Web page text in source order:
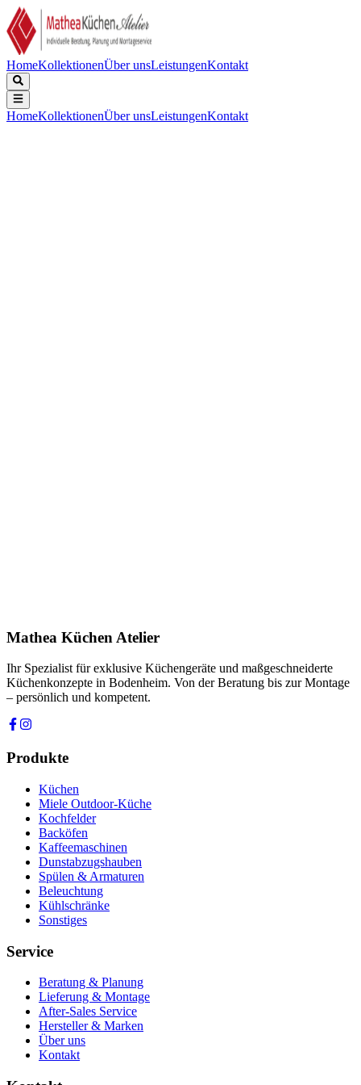
HomeKollektionenÜber unsLeistungenKontakt
HomeKollektionenÜber unsLeistungenKontakt
Datenschutzerklärung
habe ich gelesen.
Anfrage absenden
Mathea Küchen Atelier
Ihr Spezialist für exklusive Küchengeräte und maßgeschneiderte
Küchenkonzepte in Bodenheim. Von der Beratung bis zur Montage
– persönlich und kompetent.
Produkte
Küchen
Miele Outdoor-Küche
Kochfelder
Backöfen
Kaffeemaschinen
Dunstabzugshauben
Spülen & Armaturen
Beleuchtung
Kühlschränke
Sonstiges
Service
Beratung & Planung
Lieferung & Montage
After-Sales Service
Hersteller & Marken
Über uns
Kontakt